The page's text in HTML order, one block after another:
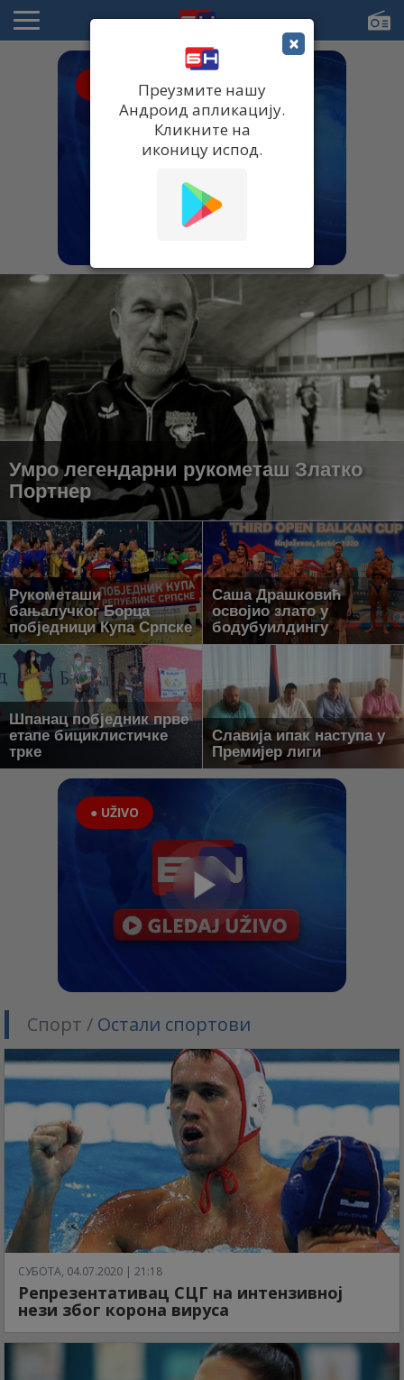
Умро легендарни рукометаш Златко
Портнер
Рукометаши
бањалучког Борца
побједници Купа Српске
Саша Драшковић
освојио злато у
бодyбуилдингу
Шпанац побједник прве
етапе бициклистичке
трке
Славија ипак наступа у
Премијер лиги
● UŽIVO
Спорт / Остали спортови
СУБОТА, 04.07.2020 | 21:18
Репрезентативац СЦГ на интензивној
нези због корона вируса
×
Преузмите нашу
Андроид апликацију.
Кликните на
иконицу испод.